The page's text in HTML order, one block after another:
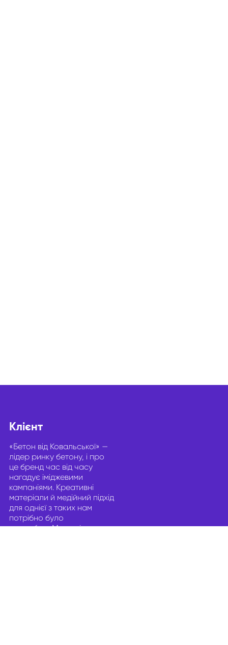
Клієнт
«Бетон від Ковальської» —
лідер ринку бетону, і про
це бренд час від часу
нагадує іміджевими
кампаніями. Креативні
матеріали й медійний підхід
для однієї з таких нам
потрібно було
розробити.Ми поділили